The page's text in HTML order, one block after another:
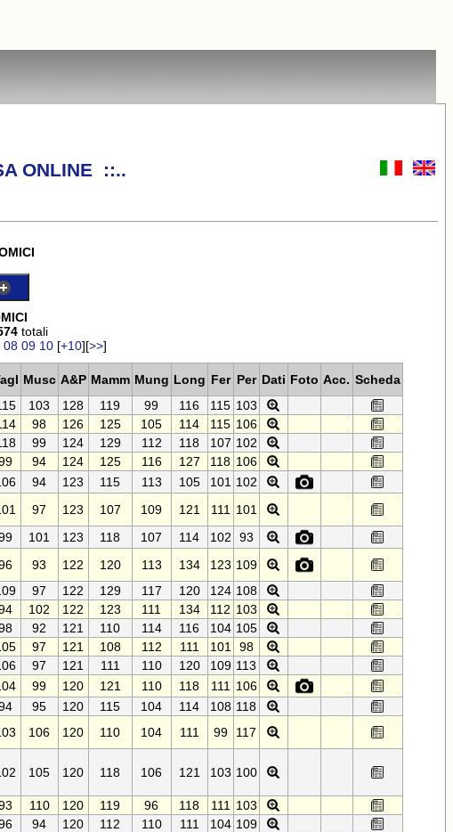
ONLINE ::..
totali
08 09 10 [+10][>>]
Musc A&P Mamm Mung Long Fer Per Dati Foto Acc. Scheda
103 128 119 99 116 115 103
98 126 125 105 114 115 106
99 124 129 112 118 107 102
94 124 125 116 127 118 106
94 123 115 113 105 101 102
97 123 107 109 121 111
101
101 123 118 107 114 102
93
93 122 120 113 134 123 109
97 122 129 117 120 124 108
102 122 123 111 134 112 103
92 121 110 114 116 104 105
97 121 108 112 111 101
98
97 121 111 110 120 109 113
99 120 121 110 118 111
106
95 120 115 104 114 108 118
106 120 110 104 111 99
117
105 120 118 106 121 103 100
110 120 119 96 118 111
103
94 120 112 110 111 104 109